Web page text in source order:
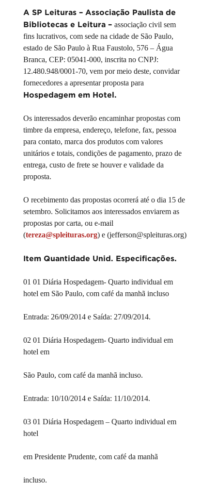
A SP Leituras – Associação Paulista de
Bibliotecas e Leitura – associação civil sem
fins lucrativos, com sede na cidade de São Paulo,
estado de São Paulo à Rua Faustolo, 576 – Água
Branca, CEP: 05041-000, inscrita no CNPJ:
12.480.948/0001-70, vem por meio deste, convidar
fornecedores a apresentar proposta para
Hospedagem em Hotel.
Os interessados deverão encaminhar propostas com
timbre da empresa, endereço, telefone, fax, pessoa
para contato, marca dos produtos com valores
unitários e totais, condições de pagamento, prazo de
entrega, custo de frete se houver e validade da
proposta.
O recebimento das propostas ocorrerá até o dia 15 de
setembro. Solicitamos aos interessados enviarem as
propostas por carta, ou e-mail
(tereza@spleituras.org) e (jefferson@spleituras.org)
Item Quantidade Unid. Especificações.
01 01 Diária Hospedagem- Quarto individual em
hotel em São Paulo, com café da manhã incluso
Entrada: 26/09/2014 e Saída: 27/09/2014.
02 01 Diária Hospedagem- Quarto individual em
hotel em
São Paulo, com café da manhã incluso.
Entrada: 10/10/2014 e Saída: 11/10/2014.
03 01 Diária Hospedagem – Quarto individual em
hotel
em Presidente Prudente, com café da manhã
incluso.